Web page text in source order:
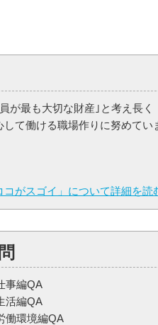
が最も大切な財産｣と考え長く
して働ける職場作りに努めてい
コがスゴイ」について詳細を読
事編QA
活編QA
働環境編QA